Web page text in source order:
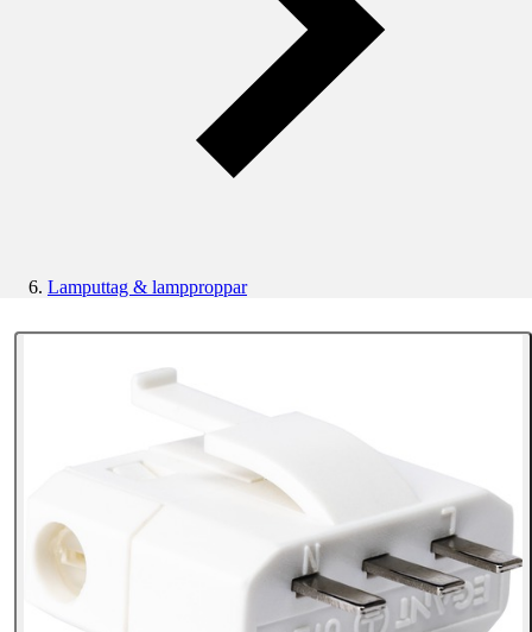
Lamputtag & lampproppar